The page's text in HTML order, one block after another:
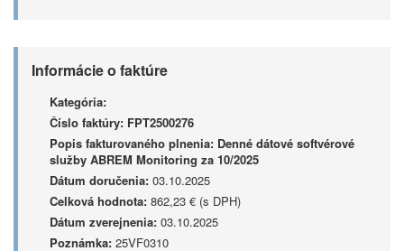
Informácie o faktúre
Kategória:
Číslo faktúry: FPT2500276
Popis fakturovaného plnenia: Denné dátové softvérové
služby ABREM Monitoring za 10/2025
Dátum doručenia: 03.10.2025
Celková hodnota: 862,23 € (s DPH)
Dátum zverejnenia: 03.10.2025
Poznámka: 25VF0310